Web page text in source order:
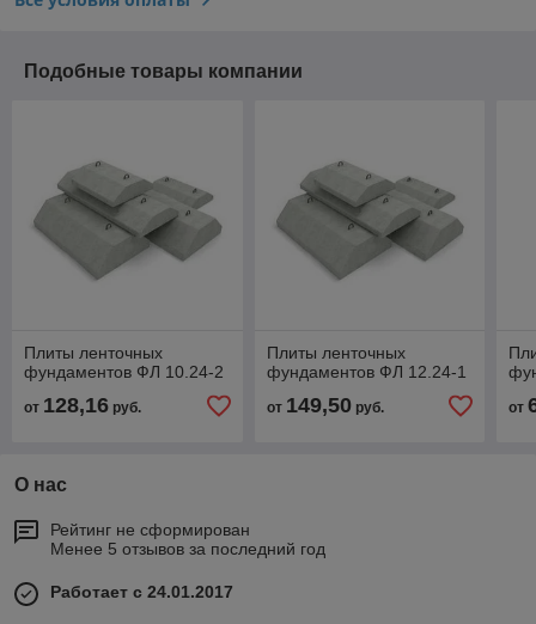
Подобные товары компании
Плиты ленточных
фундаментов ФЛ 10.24-2
от 128,16 руб.
Плиты ленточных
фундаментов ФЛ 12.24-1
от 149,50руб. от
О нас
Рейтинг не сформирован
Менее 5 отзывов за последний год
Работает с 24.01.2017